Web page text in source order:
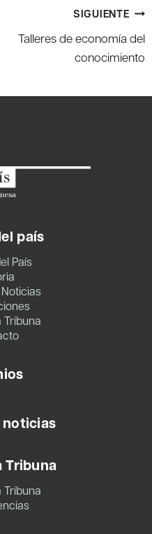
SIGUIENTE
Talleres de economía del
conocimiento
país
País
Tribuna
Tribuna
Tribuna